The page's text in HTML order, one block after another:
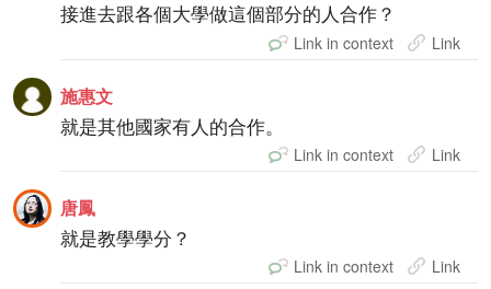
接進去跟各個大學做這個部分的人合作？
Link in context Link
施惠文
就是其他國家有人的合作。
Link in context Link
唐鳳
就是教學學分？
Link in context Link